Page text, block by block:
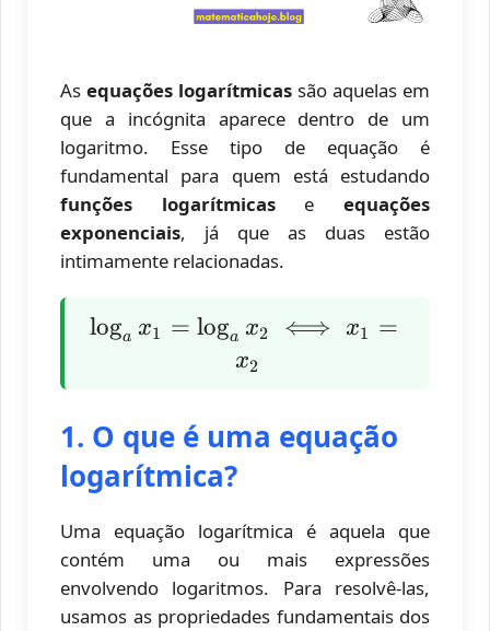
As equações logarítmicas são aquelas em
que a incógnita aparece dentro de um
logaritmo. Esse tipo de equação é
fundamental para quem está estudando
funções logarítmicaseequações
exponenciais, já que as duas estão
intimamente relacionadas.
\log_a
\iff
x_1 =
loga x1 = loga x2 ⟺ x1 =
x2
1. O que é uma equação
logarítmica?
Uma equação logarítmica é aquela que
contém uma ou mais expressões
envolvendo logaritmos. Para resolvê-las,
usamos as propriedades fundamentais dos